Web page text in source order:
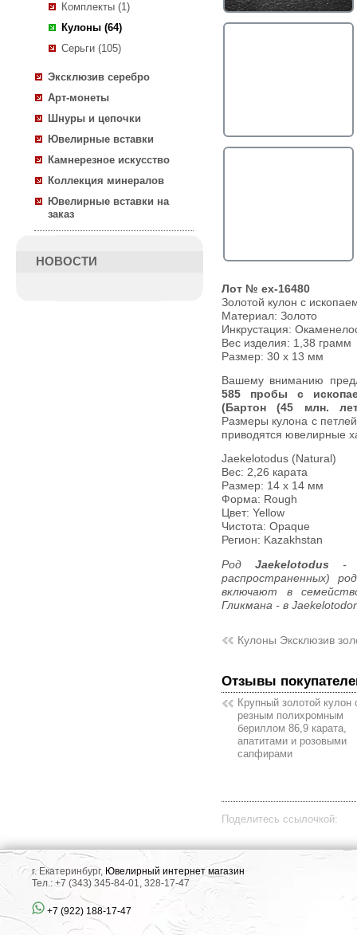
Комплекты (1)
Кулоны (64)
Серьги (105)
Эксклюзив серебро
Арт-монеты
Шнуры и цепочки
Ювелирные вставки
Камнерезное искусство
Коллекция минералов
Ювелирные вставки на
заказ
НОВОСТИ
Лот № ex-16480
Золотой кулон с
Материал: Золото
Инкрустация:
Вес изделия: 1,38 грамм
Размер: 30 х 13 мм
Вашему вниманию
585 пробы с
(Бартон (45 млн.
Размеры кулона с
приводятся ювелирные
Jaekelotodus (Natural)
Вес: 2,26 карата
Размер: 14 х 14 мм
Форма: Rough
Цвет: Yellow
Чистота: Opaque
Регион: Kazakhstan
Род Jaekelotodus -
распространенных)
включают в
Гликмана - в
Кулоны Эксклюзив
Отзывы
Крупный золотой кулон
резным полихромным
бериллом 86,9 карата,
апатитами и розовыми
сапфирами
Поделитесь ссылочкой:
г. Екатеринбург, Ювелирный интернет магазин
Тел.: +7 (343) 345-84-01, 328-17-47
+7 (922) 188-17-47